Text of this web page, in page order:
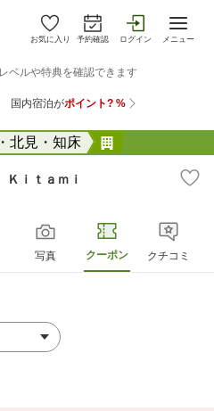
お気に入り 予約確認 ログイン メニュー
北見・知床
ｉｔａｍｉ
写真 クーポン クチコミ